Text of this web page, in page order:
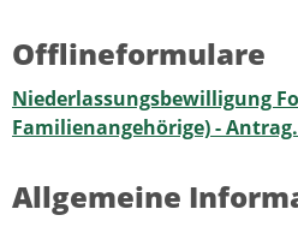
Offlineformulare
Niederlassungsbewilligung
Familienangehörige) - Antrag.
Allgemeine